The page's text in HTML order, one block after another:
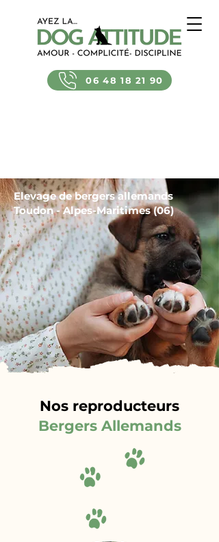
06 48 18 21 90
Elevage de bergers allemands
Toudon - Alpes-Maritimes (06)
Nos reproducteurs
Bergers Allemands